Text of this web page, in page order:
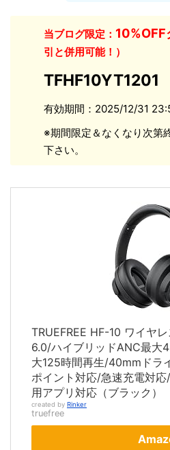
当ブログ限定： 10%OFF
引と併用可能！）
TFHF10YT1201
有効期間：2025/12/31
※期間限定＆なくなり次第
下さい。
TRUEFREE HF-10 ワイヤ
6.0/ハイブリッドANC最大
大125時間再生/40mmドラ
ポイント対応/急速充電対
用アプリ対応（ブラック）
created by Rinker
truefree